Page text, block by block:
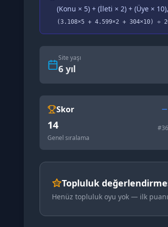
(Konu × 5) + (İleti × 2) + (Üye ×
(3.108×5 + 4.599×2 + 304×10) ÷
Site yaşı
6 yıl
Skor
14 #
Genel sıralama
Topluluk
Henüz topluluk oyu yok — ilk